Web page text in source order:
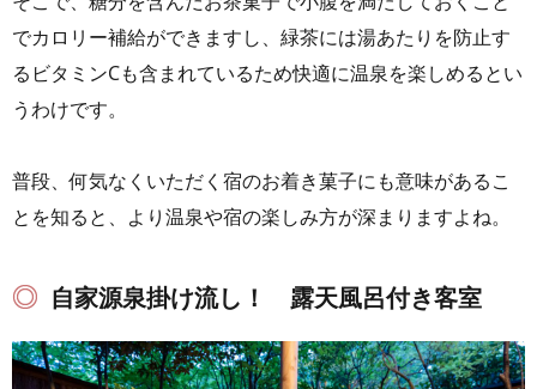
でカロリー補給ができますし、緑茶には湯あたりを防止す
るビタミンCも含まれているため快適に温泉を楽しめるとい
うわけです。
普段、何気なくいただく宿のお着き菓子にも意味があるこ
とを知ると、より温泉や宿の楽しみ方が深まりますよね。
自家源泉掛け流し！ 露天風呂付き客室